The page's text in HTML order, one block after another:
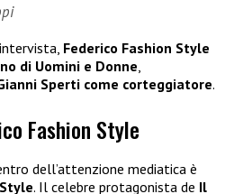
Federico Fashion Style
di Uomini e Donne
Sperti come corteggiatore.
Fashion Style
dell’attenzione mediatica è
. Il celebre protagonista de Il